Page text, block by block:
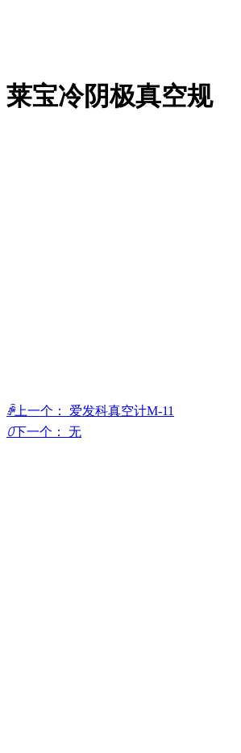
莱宝冷阴极真空规
ꄴ上一个：
爱发科真空计M-11
ꄲ下一个： 无